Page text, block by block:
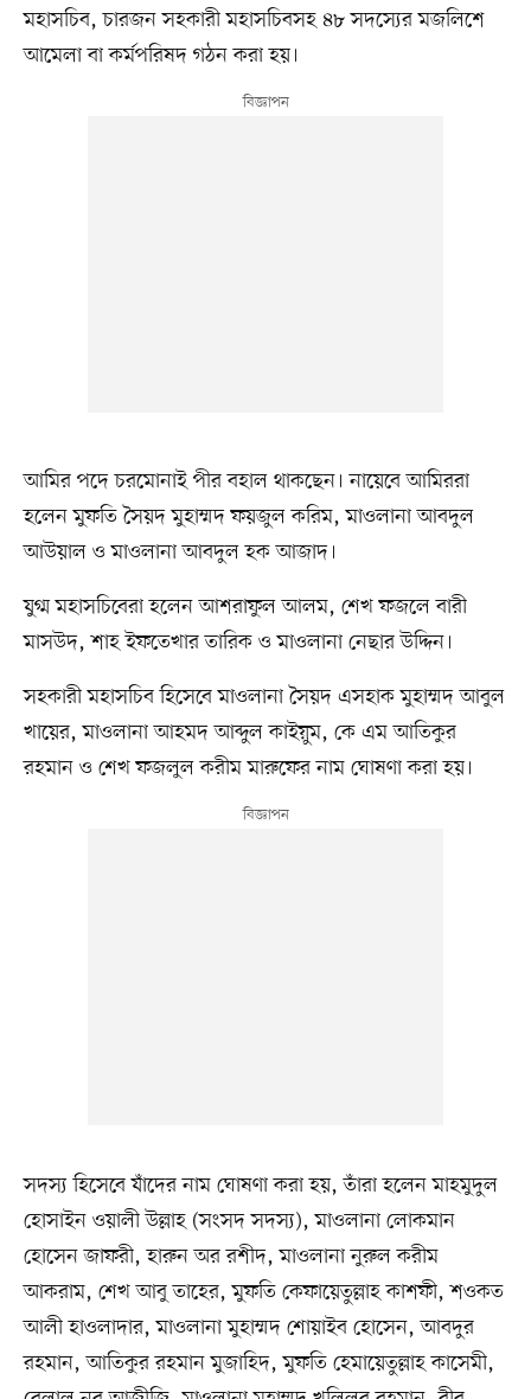
মহাসচিব, চারজন সহকারী মহাসচিবসহ ৪৮ সদস্যের মজলিশে
আমেলা বা কর্মপরিষদ গঠন করা হয়।
আমির পদে চরমোনাই পীর বহাল থাকছেন। নায়েবে আমিররা
হলেন মুফতি সৈয়দ মুহাম্মদ ফয়জুল করিম, মাওলানা আবদুল
আউয়াল ও মাওলানা আবদুল হক আজাদ।
যুগ্ম মহাসচিবেরা হলেন আশরাফুল আলম, শেখ ফজলে বারী
মাসউদ, শাহ ইফতেখার তারিক ও মাওলানা নেছার উদ্দিন।
সহকারী মহাসচিব হিসেবে মাওলানা সৈয়দ এসহাক মুহাম্মদ আবুল
খায়ের, মাওলানা আহমদ আব্দুল কাইয়ুম, কে এম আতিকুর
রহমান ও শেখ ফজলুল করীম মারুফের নাম ঘোষণা করা হয়।
সদস্য হিসেবে যাঁদের নাম ঘোষণা করা হয়, তাঁরা হলেন মাহমুদুল
হোসাইন ওয়ালী উল্লাহ (সংসদ সদস্য), মাওলানা লোকমান
হোসেন জাফরী, হারুন অর রশীদ, মাওলানা নুরুল করীম
আকরাম, শেখ আবু তাহের, মুফতি কেফায়েতুল্লাহ কাশফী, শওকত
আলী হাওলাদার, মাওলানা মুহাম্মদ শোয়াইব হোসেন, আবদুর
রহমান, আতিকুর রহমান মুজাহিদ, মুফতি হেমায়েতুল্লাহ কাসেমী,